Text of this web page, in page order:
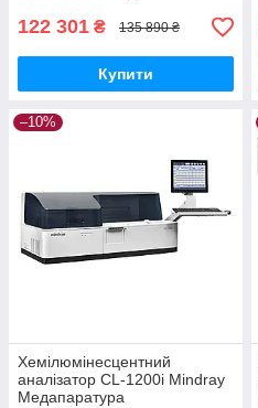
122 301 ₴ 135 890 ₴
Купити
–10%
Хемілюмінесцентний
аналізатор CL-1200i Mindray
Медапаратура